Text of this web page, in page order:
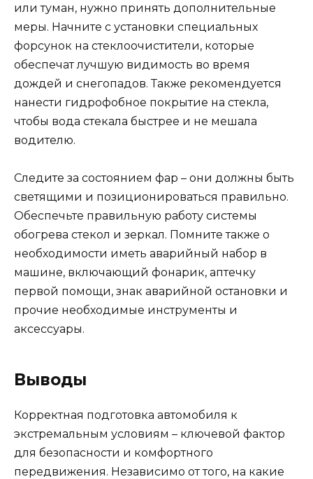
или туман, нужно принять дополнительные
меры. Начните с установки специальных
форсунок на стеклоочистители, которые
обеспечат лучшую видимость во время
дождей и снегопадов. Также рекомендуется
нанести гидрофобное покрытие на стекла,
чтобы вода стекала быстрее и не мешала
водителю.
Следите за состоянием фар – они должны быть
светящими и позиционироваться правильно.
Обеспечьте правильную работу системы
обогрева стекол и зеркал. Помните также о
необходимости иметь аварийный набор в
машине, включающий фонарик, аптечку
первой помощи, знак аварийной остановки и
прочие необходимые инструменты и
аксессуары.
Выводы
Корректная подготовка автомобиля к
экстремальным условиям – ключевой фактор
для безопасности и комфортного
передвижения. Независимо от того, на какие